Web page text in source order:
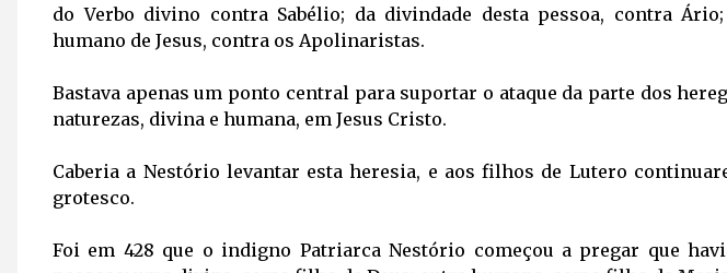
do Verbo divino contra Sabélio; da divindade desta pessoa, contra
humano de Jesus, contra os Apolinaristas.
Bastava apenas um ponto central para suportar o ataque da parte dos
naturezas, divina e humana, em Jesus Cristo.
Caberia a Nestório levantar esta heresia, e aos filhos de Lutero
grotesco.
Foi em 428 que o indigno Patriarca Nestório começou a pregar que